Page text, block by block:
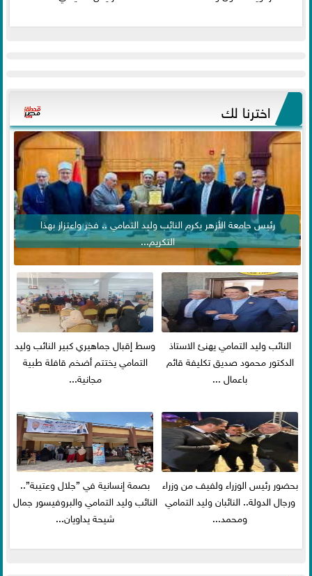
اخترنا لك
رئيس جامعة الأزهر يكرم النائب وليد التمامي .. فخر واعتزاز بهذا
التكريم...
النائب وليد التمامي يهنئ الاستاذ
الدكتور محمود صديق تكليفة قائم
باعمال ...
وسط إقبال جماهيري كبير النائب وليد
التمامي يختتم أضخم قافلة طبية
مجانية...
بحضور رئيس الوزراء ولفيف من وزراء
ورجال الدولة.. النائبان وليد التمامي
ومحمد...
بصمة إنسانية في ”جلال وعتيبة”..
النائب وليد التمامي والبروفيسور جمال
شيحة يداويان...